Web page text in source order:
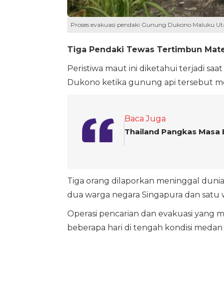
Proses evakuasi pendaki Gunung Dukono Maluku
Tiga Pendaki Tewas Tertimbun
Peristiwa maut ini diketahui terjadi
Dukono ketika gunung api tersebut
Baca Juga
Thailand Pangkas Masa
Tiga orang dilaporkan meninggal
dua warga negara Singapura dan satu
Operasi pencarian dan evakuasi yang
beberapa hari di tengah kondisi